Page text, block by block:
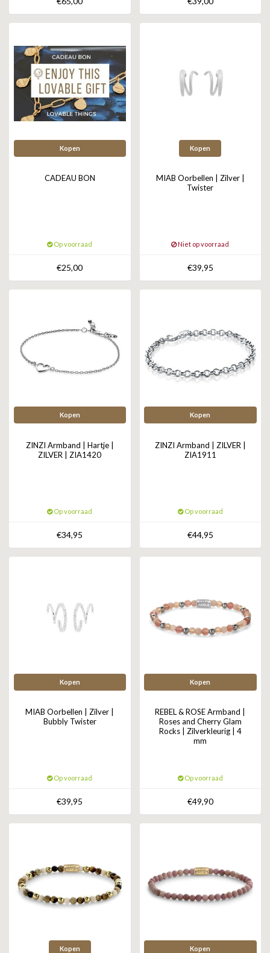
Kopen
CADEAU BON
Op voorraad
€25,00
Kopen
MIAB Oorbellen | Zilver |
Twister
Niet op voorraad
€39,95
Kopen
ZINZI Armband | Hartje |
ZILVER | ZIA1420
Op voorraad
€34,95
Kopen
ZINZI Armband | ZILVER |
ZIA1911
Op voorraad
€44,95
Kopen
MIAB Oorbellen | Zilver |
Bubbly Twister
Op voorraad
€39,95
Kopen
REBEL & ROSE Armband |
Roses and Cherry Glam
Rocks | Zilverkleurig | 4
mm
Op voorraad
€49,90
Kopen Kopen